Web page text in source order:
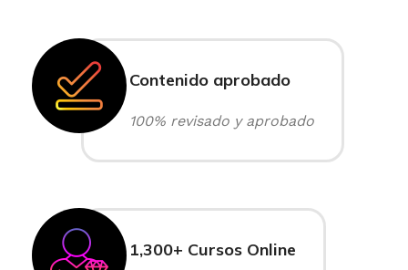
Contenido aprobado
100% revisado y aprobado
1,300+ Cursos Online